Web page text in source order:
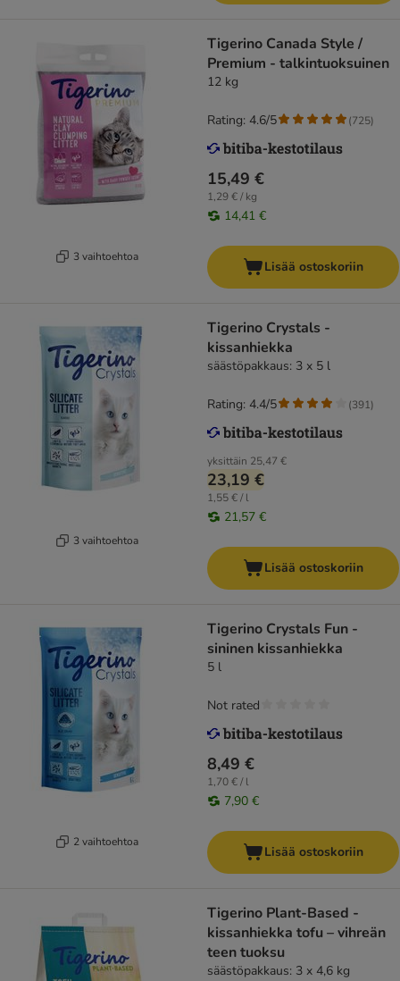
3 vaihtoehtoa
Tigerino Canada Style /
Premium - talkintuoksuinen
12 kg
15,49 €
1,29 € / kg
14,41 €
Rating: 4.6/5 (725)
Lisää ostoskoriin
3 vaihtoehtoa
Tigerino Crystals -
kissanhiekka
säästöpakkaus: 3 x 5 l
yksittäin 25,47 €
23,19 €
1,55 € / l
21,57 €
Rating: 4.4/5 (391)
Lisää ostoskoriin
2 vaihtoehtoa
Tigerino Crystals Fun -
sininen kissanhiekka
5 l
8,49 €
1,70 € / l
7,90 €
Not rated
Lisää ostoskoriin
Tigerino Plant-Based -
kissanhiekka tofu – vihreän
teen tuoksu
säästöpakkaus: 3 x 4,6 kg